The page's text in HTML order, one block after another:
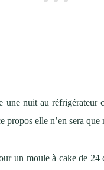
une nuit au réfrigérateur
propos elle n’en sera que
un moule à cake de